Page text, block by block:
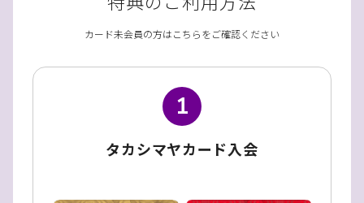
カード未会員の方はこちらをご確認ください
1
タカシマヤカード入会